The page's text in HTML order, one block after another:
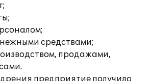
средствами;
продажами,
предприятие получило